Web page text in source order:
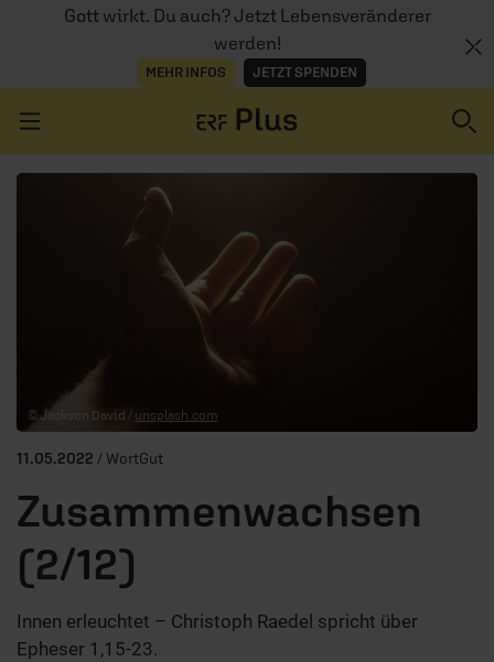
Gott wirkt. Du auch? Jetzt Lebensveränderer
werden!
MEHR INFOS JETZT SPENDEN
MITMACHEN
© Jackson David / unsplash.com
11.05.2022 / WortGut
Zusammenwachsen
(2/12)
Innen erleuchtet – Christoph Raedel spricht über
Epheser 1,15-23.